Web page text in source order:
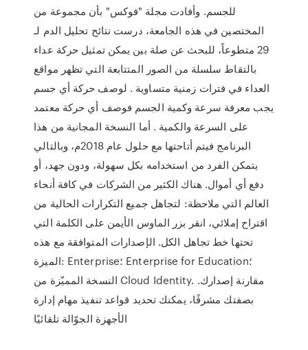
للجسم. وأفادت مجلة "فوكس" بأن مجموعة من
المختصين في هذه الجامعة، درست نتائح تحليل الدم لـ
29 متطوعاً، للبحث عن صلة بين يمكن تمثيل حركة عداء
بالتقاط سلسلة من الصور المتتابعة التي تظهر مواقع
العداء في فترات زمنية متساوية . لوصف حركة أي جسم
يجب معرفة سرعة وكمية الجسم فوصف أي حركة معتمد
على السرعة والكمية . أما النسخة المجانية من هذا
البرنامج فيتم أتاحتها مع حلول عام 2018م، وبالتالي
يتمكن الفرد من استخدامه بكل سهولة، ودون جهد، أو
دفع أي أموال. هناك الكثير من الشركات في كافة أنحاء
العالم التي ملاحظة: لتجاهل جميع التكرارات الحالية من
اقتراح إملائي، انقر بزر الماوس الأيمن على الكلمة التي
تحتها خط تجاهل الكل. الإصدارات المتوافقة مع هذه
الميزة: Enterprise؛ Enterprise for Education؛
النسخة المميّزة من Cloud Identity. مقارنة إصدارك.
بصفتك مشرفًا، يمكنك تحديد قواعد تنفيذ مهام إدارة
الأجهزة الجوّالة تلقائيًا